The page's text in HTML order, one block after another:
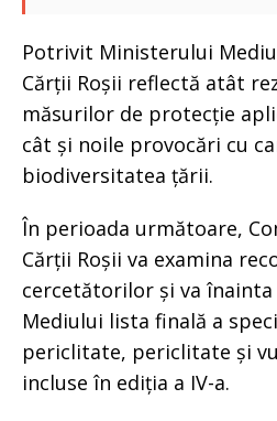
Potrivit Ministerului
Cărții Roșii reflectă atât
măsurilor de protecție
cât și noile provocări cu
biodiversitatea țării.
În perioada următoare,
Cărții Roșii va examina
cercetătorilor și va
Mediului lista finală a
periclitate, periclitate și
incluse în ediția a IV-a.